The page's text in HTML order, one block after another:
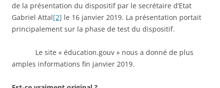
de la présentation du dispositif par le secrétaire d’Etat
Gabriel Attal[2] le 16 janvier 2019. La présentation portait
principalement sur la phase de test du dispositif.
Le site « éducation.gouv » nous a donné de plus
amples informations fin janvier 2019.